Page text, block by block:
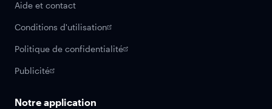
Aide et contact
Conditions d'utilisation
Politique de confidentialité
Publicité
Notre application